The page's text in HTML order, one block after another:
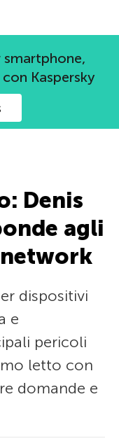
Kaspersky
Kaspersky
Denis
agli
dispositivi
e
pericoli
letto con
domande e